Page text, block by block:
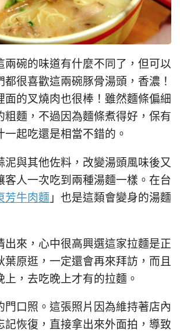
兩碗的味道有什麼不同了，但可以
很喜歡這兩碗豚骨湯頭，香濃！
面的叉燒肉也很棒！雖然麵條偏細
粗麵，不過因為麵條煮得好，保有
一起吃還是相當不錯的。
泥與其他佐料，改變湯頭風味後又
客人一次吃到兩種湯麵一樣。在台
芳牛肉麵 」也是這類會變身的湯麵
出來，心中很高興選這家拉麵是正
葉原逛，一定還會再來拜訪，而且
上，去吃晚上才有的拉麵。
門口照。這張照片因為維持著店內
記恢復，直接拿出來外面拍，導致